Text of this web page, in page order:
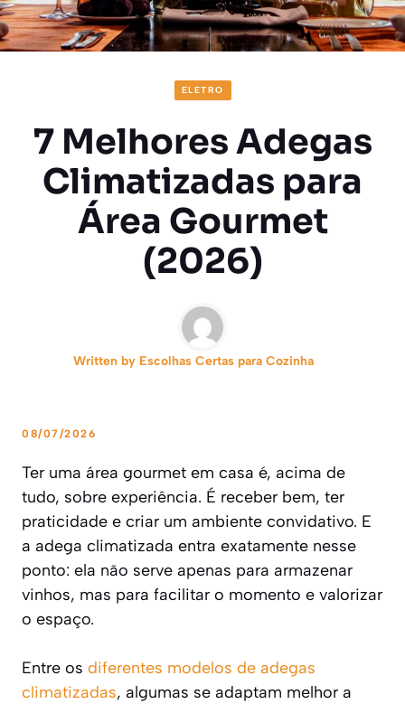
ELETRO
7 Melhores Adegas
Climatizadas para
Área Gourmet
(2026)
Written by Escolhas Certas para Cozinha
08/07/2026
Ter uma área gourmet em casa é, acima de
tudo, sobre experiência. É receber bem, ter
praticidade e criar um ambiente convidativo. E
a adega climatizada entra exatamente nesse
ponto: ela não serve apenas para armazenar
vinhos, mas para facilitar o momento e valorizar
o espaço.
Entre os diferentes modelos de adegas
climatizadas, algumas se adaptam melhor a